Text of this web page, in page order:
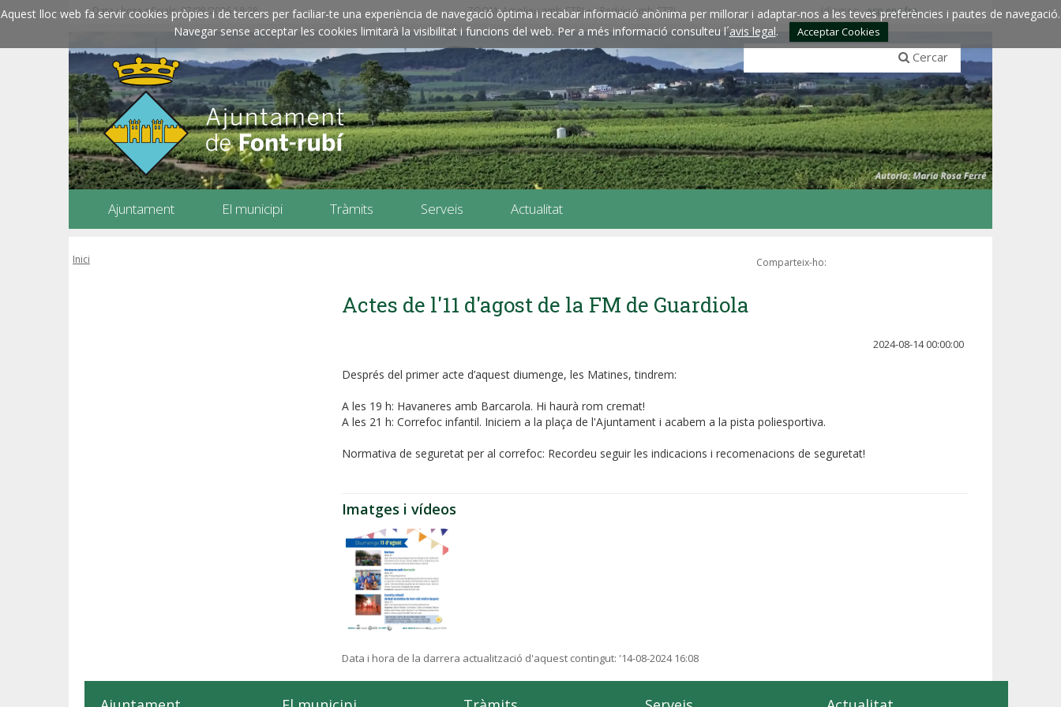
Aquest lloc web fa servir cookies pròpies i de tercers per faciliar-te una experiència de navegació òptima i recabar informació anònima per millorar i adaptar-nos a les teves preferències i pautes de navegació.
Navegar sense acceptar les cookies limitarà la visibilitat i funcions del web. Per a més informació consulteu l´avis legal. Acceptar Cookies
Data i hora oficials: 07/08/2026 18:28 ZOOM: Amplieu amb CTRL+ / Reduïu amb CTRL- Idiomes:esp engfra
Cercar
Ajuntament El municipi Tràmits Serveis Actualitat
Inici Comparteix-ho:
Actes de l'11 d'agost de la FM de Guardiola
2024-08-14 00:00:00
Després del primer acte d’aquest diumenge, les Matines, tindrem:
A les 19 h: Havaneres amb Barcarola. Hi haurà rom cremat!
A les 21 h: Correfoc infantil. Iniciem a la plaça de l'Ajuntament i acabem a la pista poliesportiva.
Normativa de seguretat per al correfoc: Recordeu seguir les indicacions i recomenacions de seguretat!
Imatges i vídeos
Data i hora de la darrera actualització d'aquest contingut: '14-08-2024 16:08